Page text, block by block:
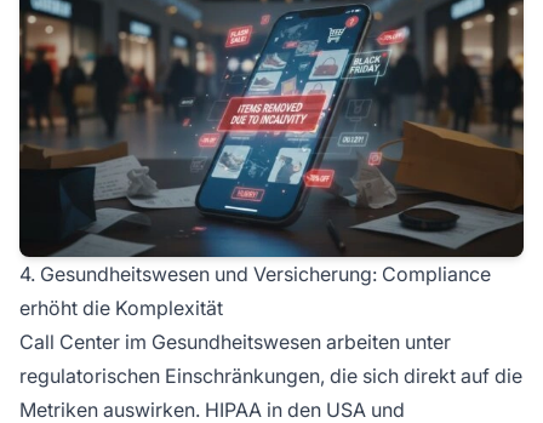
4. Gesundheitswesen und Versicherung: Compliance
erhöht die Komplexität
Call Center im Gesundheitswesen arbeiten unter
regulatorischen Einschränkungen, die sich direkt auf die
Metriken auswirken. HIPAA in den USA und